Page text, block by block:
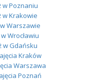
w Poznaniu
w Krakowie
Warszawie
Wrocławiu
w Gdańsku
Kraków
Warszawa
Poznań